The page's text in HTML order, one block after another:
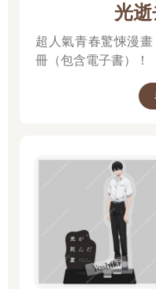
光
超人氣青春驚悚漫
冊（包含電子書）！